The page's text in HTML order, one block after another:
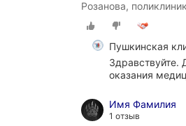
Розанова,
Здравствуйте.
оказания
Имя Фамилия
1 отзыв